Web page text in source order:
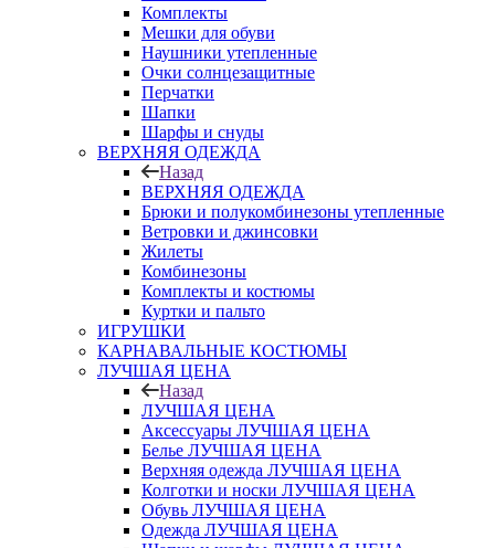
Комплекты
Мешки для обуви
Наушники утепленные
Очки солнцезащитные
Перчатки
Шапки
Шарфы и снуды
ВЕРХНЯЯ ОДЕЖДА
Назад
ВЕРХНЯЯ ОДЕЖДА
Брюки и полукомбинезоны утепленные
Ветровки и джинсовки
Жилеты
Комбинезоны
Комплекты и костюмы
Куртки и пальто
ИГРУШКИ
КАРНАВАЛЬНЫЕ КОСТЮМЫ
ЛУЧШАЯ ЦЕНА
Назад
ЛУЧШАЯ ЦЕНА
Аксессуары ЛУЧШАЯ ЦЕНА
Белье ЛУЧШАЯ ЦЕНА
Верхняя одежда ЛУЧШАЯ ЦЕНА
Колготки и носки ЛУЧШАЯ ЦЕНА
Обувь ЛУЧШАЯ ЦЕНА
Одежда ЛУЧШАЯ ЦЕНА